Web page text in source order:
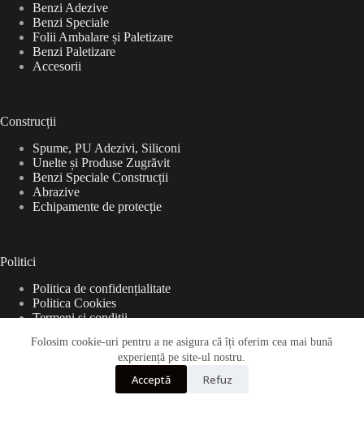
Folosim cookie-uri pentru a ne asigura că îți oferim cea mai bună
experiență pe site-ul nostru.
Acceptă Refuz
Benzi Adezive
Benzi Speciale
Folii Ambalare și Paletizare
Benzi Paletizare
Accesorii
Construcții
Spume, PU Adezivi, Siliconi
Unelte și Produse Zugrăvit
Benzi Speciale Construcții
Abrazive
Echipamente de protecție
Politici
Politica de confidențialitate
Politica Cookies
Termeni și condiții